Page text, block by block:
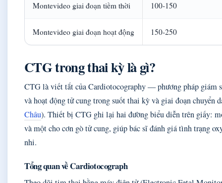
Montevideo giai đoạn tiềm thời 100-150
Montevideo giai đoạn hoạt động 150-250
CTG trong thai kỳ là gì?
CTG là viết tắt của Cardiotocography — phương pháp giám
và hoạt động tử cung trong suốt thai kỳ và giai đoạn chuyển
Châu). Thiết bị CTG ghi lại hai đường biểu diễn trên giấy:
và một cho cơn gò tử cung, giúp bác sĩ đánh giá tình trạng
nhi.
Tổng quan về Cardiotocograph